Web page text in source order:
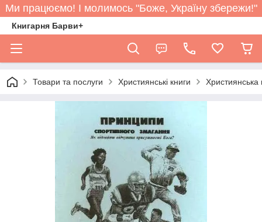
Ми працюємо! І молимось "Боже, Україну збережи!"
Книгарня Барви+
Товари та послуги Християнські книги Християнська